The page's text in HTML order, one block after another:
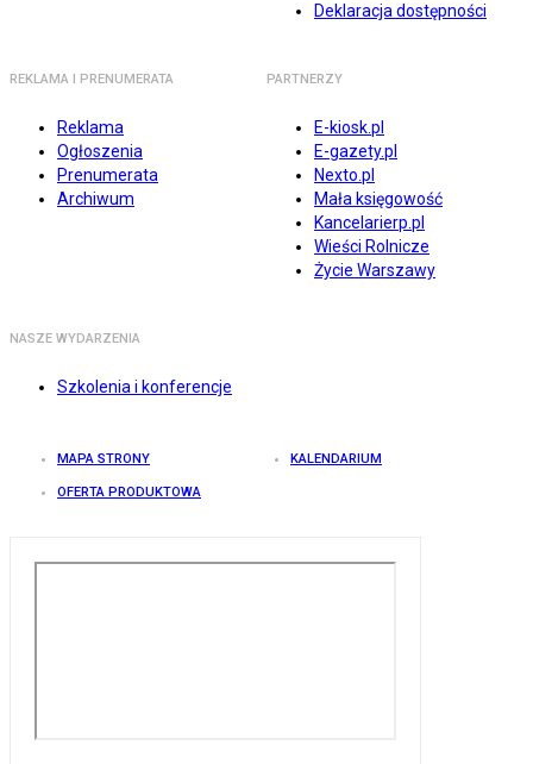
Deklaracja dostępności
REKLAMA I PRENUMERATA
Reklama
Ogłoszenia
Prenumerata
Archiwum
PARTNERZY
E-kiosk.pl
E-gazety.pl
Nexto.pl
Mała księgowość
Kancelarierp.pl
Wieści Rolnicze
Życie Warszawy
NASZE WYDARZENIA
Szkolenia i konferencje
MAPA STRONY KALENDARIUM
OFERTA PRODUKTOWA